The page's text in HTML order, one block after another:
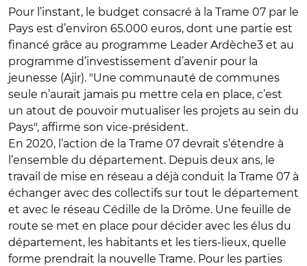
Pour l’instant, le budget consacré à la Trame 07 par le
Pays est d’environ 65.000 euros, dont une partie est
financé grâce au programme Leader Ardèche3 et au
programme d’investissement d’avenir pour la
jeunesse (Ajir). "Une communauté de communes
seule n’aurait jamais pu mettre cela en place, c’est
un atout de pouvoir mutualiser les projets au sein du
Pays", affirme son vice-président.
En 2020, l’action de la Trame 07 devrait s’étendre à
l’ensemble du département. Depuis deux ans, le
travail de mise en réseau a déjà conduit la Trame 07 à
échanger avec des collectifs sur tout le département
et avec le réseau Cédille de la Drôme. Une feuille de
route se met en place pour décider avec les élus du
département, les habitants et les tiers-lieux, quelle
forme prendrait la nouvelle Trame. Pour les parties